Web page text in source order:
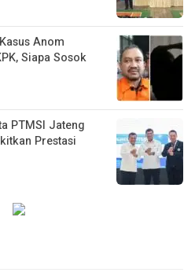
Anom
Siapa Sosok
PTMSI Jateng
Prestasi